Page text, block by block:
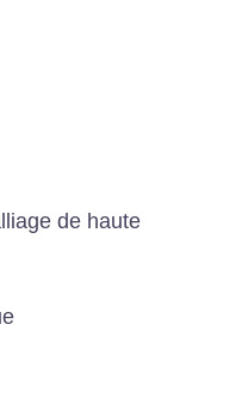
de haute